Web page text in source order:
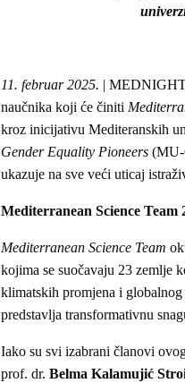
11. februar 2025. | MEDNIGHT
naučnika koji će činiti
kroz inicijativu Mediteranskih
Gender Equality Pioneers (MU-
ukazuje na sve veći uticaj
Mediterranean Science
Mediterranean Science Team
kojima se suočavaju 23 zemlje
klimatskih promjena i
predstavlja transformativnu
Iako su svi izabrani članovi
prof. dr. Belma Kalamujić